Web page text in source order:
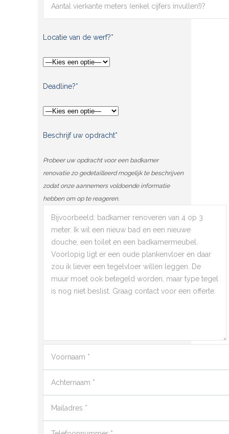
Locatie van de werf?*
Deadline?*
Beschrijf uw opdracht*
Probeer uw opdracht voor een badkamer
renovatie zo gedetailleerd mogelijk te beschrijven
zodat onze aannemers voldoende informatie
hebben om op te reageren.